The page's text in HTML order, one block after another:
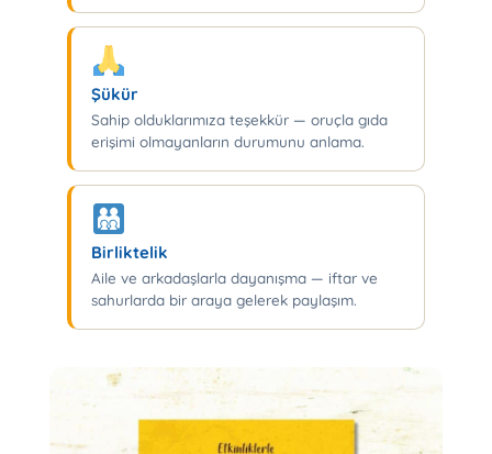
Şükür
Sahip olduklarımıza teşekkür — oruçla gıda
erişimi olmayanların durumunu anlama.
Birliktelik
Aile ve arkadaşlarla dayanışma — iftar ve
sahurlarda bir araya gelerek paylaşım.